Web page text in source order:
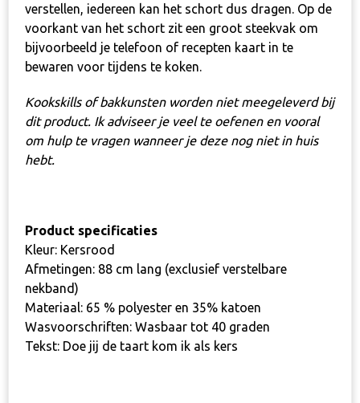
verstellen, iedereen kan het schort dus dragen. Op de
voorkant van het schort zit een groot steekvak om
bijvoorbeeld je telefoon of recepten kaart in te
bewaren voor tijdens te koken.
Kookskills of bakkunsten worden niet meegeleverd bij
dit product. Ik adviseer je veel te oefenen en vooral
om hulp te vragen wanneer je deze nog niet in huis
hebt.
Product specificaties
Kleur: Kersrood
Afmetingen: 88 cm lang (exclusief verstelbare
nekband)
Materiaal: 65 % polyester en 35% katoen
Wasvoorschriften: Wasbaar tot 40 graden
Tekst: Doe jij de taart kom ik als kers